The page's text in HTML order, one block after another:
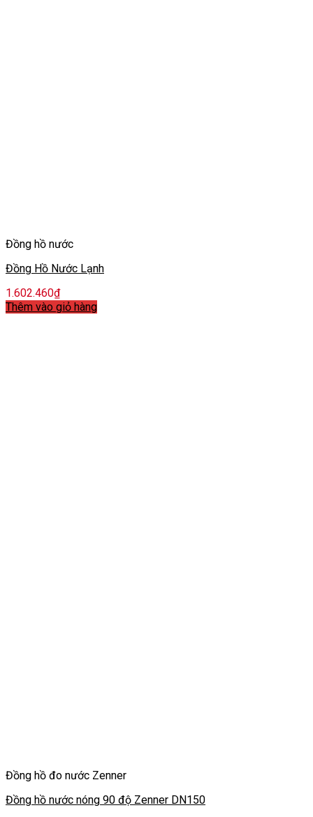
Đồng hồ nước
Đồng Hồ Nước Lạnh
1.602.460₫
Thêm vào giỏ hàng
Đồng hồ đo nước Zenner
Đồng hồ nước nóng 90 độ Zenner DN150